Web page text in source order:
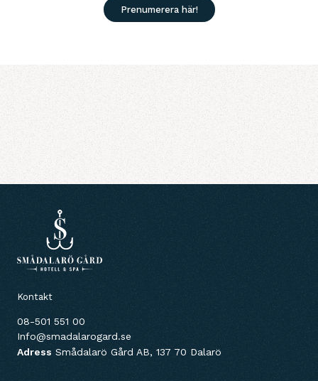
Prenumerera här!
Kontakt
08-501 551 00
Info@smadalarogard.se
Adress Smådalarö Gård AB, 137 70 Dalarö